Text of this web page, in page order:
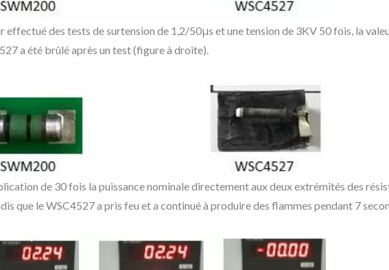
effectué des tests de surtension de 1,2/50μs et une tension de 3KV 50 fois, la
a été brûlé après un test (figure à droite).
de 30 fois la puissance nominale directement aux deux extrémités des
que le WSC4527 a pris feu et a continué à produire des flammes pendant 7